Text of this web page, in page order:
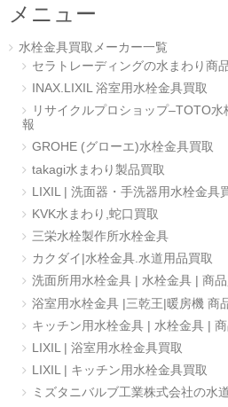
メニュー
水栓金具買取メーカー一覧
セラトレーディングの水まわり商
INAX.LIXIL 浴室用水栓金具買取
リサイクルプロショップ–TOTO
報
GROHE (グローエ)水栓金具買取
takagi水まわり製品買取
LIXIL | 洗面器・手洗器用水栓金具
KVK水まわり,蛇口買取
三栄水栓製作所水栓金具
カクダイ|水栓金具.水道用品買取
洗面所用水栓金具 | 水栓金具 | 商
浴室用水栓金具 |三乾王|暖房機 商
キッチン用水栓金具 | 水栓金具 |
LIXIL | 浴室用水栓金具買取
LIXIL | キッチン用水栓金具買取
ミズタニバルブ工業株式会社の水